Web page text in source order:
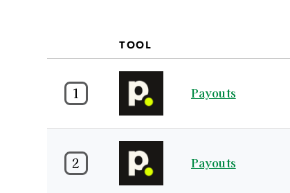
TOOL
1 Payouts
2 Payouts